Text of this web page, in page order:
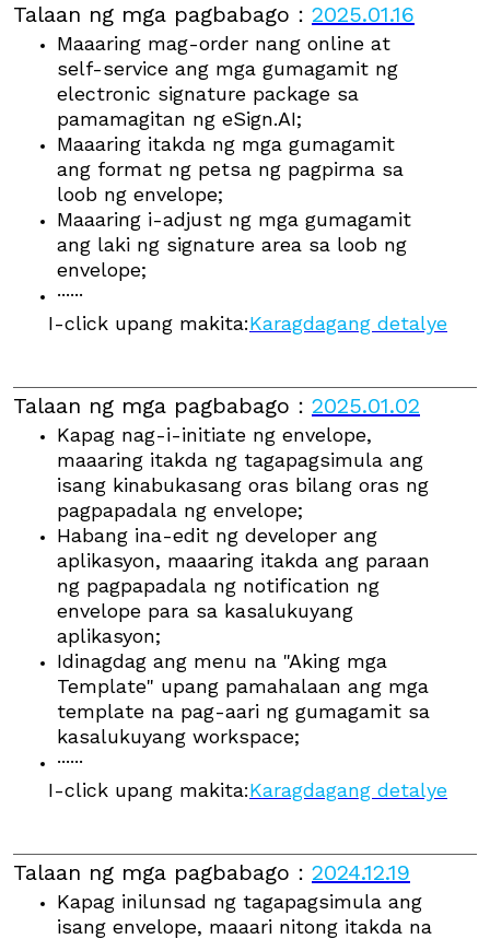
Talaan ng mga pagbabago ： 2025.01.16
Maaaring mag-order nang online at
self-service ang mga gumagamit ng
electronic signature package sa
pamamagitan ng eSign.AI;
Maaaring itakda ng mga gumagamit
ang format ng petsa ng pagpirma sa
loob ng envelope;
Maaaring i-adjust ng mga gumagamit
ang laki ng signature area sa loob ng
envelope;
······
I-click upang makita:Karagdagang detalye
Talaan ng mga pagbabago ： 2025.01.02
Kapag nag-i-initiate ng envelope,
maaaring itakda ng tagapagsimula ang
isang kinabukasang oras bilang oras ng
pagpapadala ng envelope;
Habang ina-edit ng developer ang
aplikasyon, maaaring itakda ang paraan
ng pagpapadala ng notification ng
envelope para sa kasalukuyang
aplikasyon;
Idinagdag ang menu na "Aking mga
Template" upang pamahalaan ang mga
template na pag-aari ng gumagamit sa
kasalukuyang workspace;
······
I-click upang makita:Karagdagang detalye
Talaan ng mga pagbabago ： 2024.12.19
Kapag inilunsad ng tagapagsimula ang
isang envelope, maaari nitong itakda na